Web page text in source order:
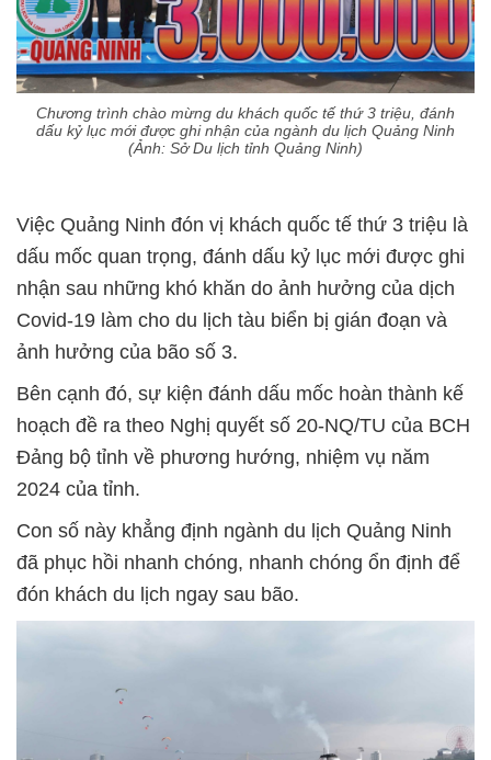
Chương trình chào mừng du khách quốc tế thứ 3 triệu, đánh
dấu kỷ lục mới được ghi nhận của ngành du lịch Quảng Ninh
(Ảnh: Sở Du lịch tỉnh Quảng Ninh)
Việc Quảng Ninh đón vị khách quốc tế thứ 3 triệu là
dấu mốc quan trọng, đánh dấu kỷ lục mới được ghi
nhận sau những khó khăn do ảnh hưởng của dịch
Covid-19 làm cho du lịch tàu biển bị gián đoạn và
ảnh hưởng của bão số 3.
Bên cạnh đó, sự kiện đánh dấu mốc hoàn thành kế
hoạch đề ra theo Nghị quyết số 20-NQ/TU của BCH
Đảng bộ tỉnh về phương hướng, nhiệm vụ năm
2024 của tỉnh.
Con số này khẳng định ngành du lịch Quảng Ninh
đã phục hồi nhanh chóng, nhanh chóng ổn định để
đón khách du lịch ngay sau bão.